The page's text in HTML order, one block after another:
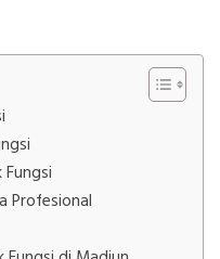
Profesional